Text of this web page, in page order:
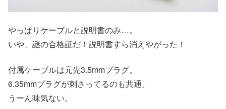
やっぱりケーブルと説明書のみ…。
いや、謎の合格証だ！説明書すら消えやがった！
付属ケーブルは元先3.5mmプラグ。
6.35mmプラグが刺さってるのも共通。
うーん味気ない。